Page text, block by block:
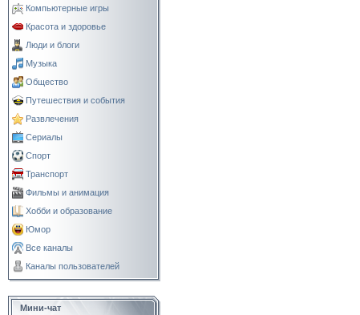
Компьютерные игры
Красота и здоровье
Люди и блоги
Музыка
Общество
Путешествия и события
Развлечения
Сериалы
Спорт
Транспорт
Фильмы и анимация
Хобби и образование
Юмор
Все каналы
Каналы пользователей
Мини-чат